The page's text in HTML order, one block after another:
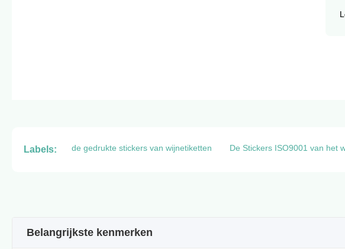
Labels: de gedrukte stickers van wijnetiketten De Stickers ISO9001 van het
Belangrijkste kenmerken